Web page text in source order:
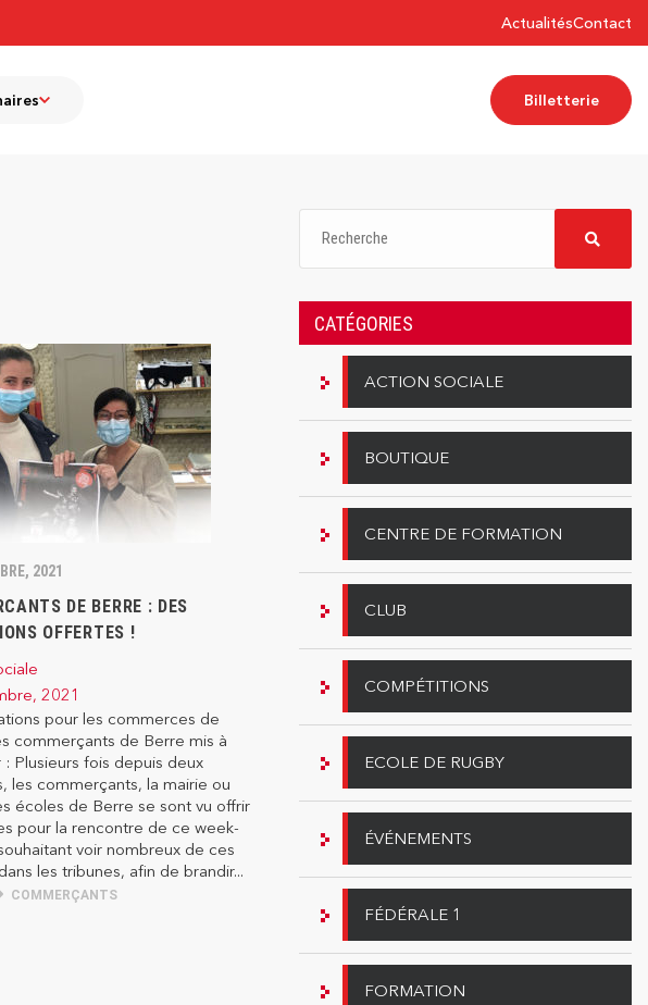
ActualitésContact
Billetterie
2021
DE BERRE : DES
OFFERTES !
2021
pour les commerces de
commerçants de Berre mis à
Plusieurs fois depuis deux
les commerçants, la mairie ou
écoles de Berre se sont vu offrir
pour la rencontre de ce week-
voir nombreux de ces
les tribunes, afin de brandir...
COMMERÇANTS
CATÉGORIES
ACTION SOCIALE
BOUTIQUE
CENTRE DE FORMATION
CLUB
COMPÉTITIONS
ECOLE DE RUGBY
ÉVÉNEMENTS
FÉDÉRALE 1
FORMATION